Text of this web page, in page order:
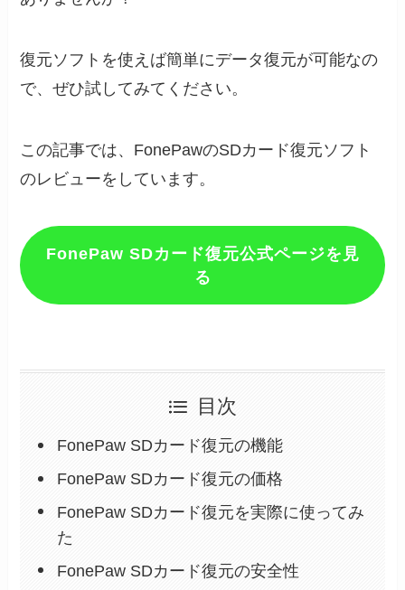
復元ソフトを使えば簡単にデータ復元が可能なの
で、ぜひ試してみてください。
この記事では、FonePawのSDカード復元ソフト
のレビューをしています。
FonePaw SDカード復元公式ページを見
る
目次
FonePaw SDカード復元の機能
FonePaw SDカード復元の価格
FonePaw SDカード復元を実際に使ってみ
た
FonePaw SDカード復元の安全性